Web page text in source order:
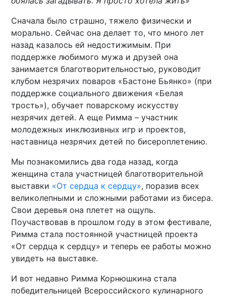
Сначала было страшно, тяжело физически и
морально. Сейчас она делает то, что много лет
назад казалось ей недостижимым. При
поддержке любимого мужа и друзей она
занимается благотворительностью, руководит
клубом незрячих поваров «Бастоне Бьянко» (при
поддержке социального движения «Белая
трость»), обучает поварскому искусству
незрячих детей. А еще Римма – участник
молодежных инклюзивных игр и проектов,
наставница незрячих детей по бисероплетению.
Мы познакомились два года назад, когда
женщина стала участницей благотворительной
выставки «От сердца к сердцу», поразив всех
великолепными и сложными работами из бисера.
Свои деревья она плетет на ощупь.
Поучаствовав в прошлом году в этом фестивале,
Римма стала постоянной участницей проекта
«От сердца к сердцу» и теперь ее работы можно
увидеть на выставке.
И вот недавно Римма Корнюшкина стала
победительницей Всероссийского кулинарного